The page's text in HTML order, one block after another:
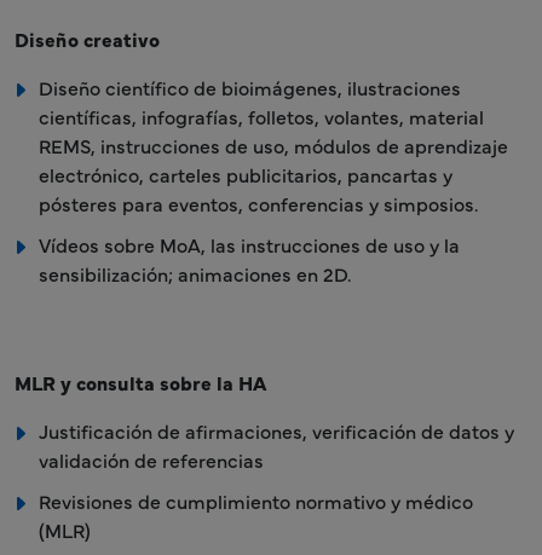
Diseño creativo
Diseño científico de bioimágenes, ilustraciones
científicas, infografías, folletos, volantes, material
REMS, instrucciones de uso, módulos de aprendizaje
electrónico, carteles publicitarios, pancartas y
pósteres para eventos, conferencias y simposios.
Vídeos sobre MoA, las instrucciones de uso y la
sensibilización; animaciones en 2D.
MLR y consulta sobre la HA
Justificación de afirmaciones, verificación de datos y
validación de referencias
Revisiones de cumplimiento normativo y médico
(MLR)